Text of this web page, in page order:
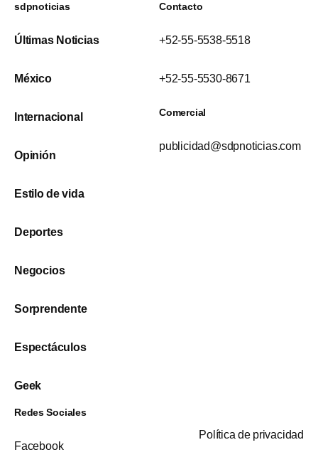
sdpnoticias
Últimas Noticias
México
Internacional
Opinión
Estilo de vida
Deportes
Negocios
Sorprendente
Espectáculos
Geek
Contacto
+52-55-5538-5518
+52-55-5530-8671
Comercial
publicidad@sdpnoticias.com
Redes Sociales
Facebook
Política de privacidad